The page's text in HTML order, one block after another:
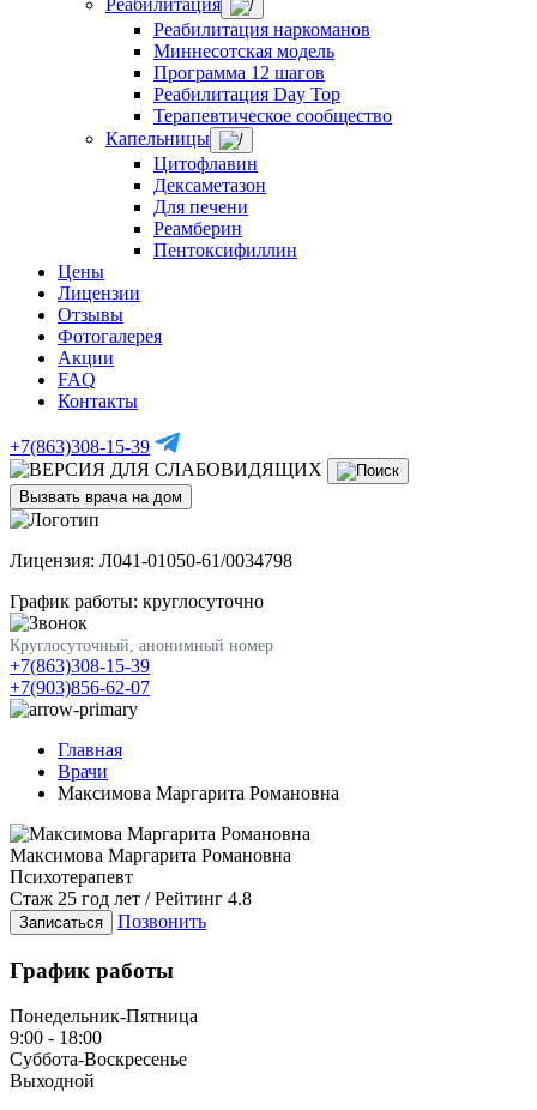
Реабилитация
Реабилитация наркоманов
Миннесотская модель
Программа 12 шагов
Реабилитация Day Top
Терапевтическое сообщество
Капельницы
Цитофлавин
Дексаметазон
Для печени
Реамберин
Пентоксифиллин
Цены
Лицензии
Отзывы
Фотогалерея
Акции
FAQ
Контакты
+7(863)308-15-39
Вызвать врача на дом
Лицензия: Л041-01050-61/0034798
График работы: круглосуточно
Круглосуточный, анонимный номер
+7(863)308-15-39
+7(903)856-62-07
Главная
Врачи
Максимова Маргарита Романовна
Максимова Маргарита Романовна
Психотерапевт
Стаж 25 год лет / Рейтинг 4.8
Записаться Позвонить
График работы
Понедельник-Пятница
9:00 - 18:00
Суббота-Воскресенье
Выходной